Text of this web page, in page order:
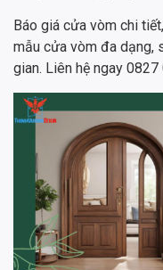
Báo giá cửa vòm chi
mẫu cửa vòm đa dạng,
gian. Liên hệ ngay